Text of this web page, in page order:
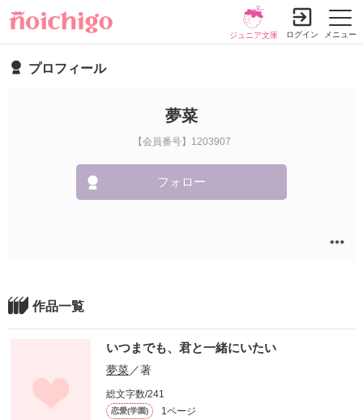
メニュー
ジュニア文庫 ログイン
プロフィール
夢菜
【会員番号】1203907
フォロー
作品一覧
いつまでも、君と一緒にいたい
夢菜／著
総文字数/241
恋愛(学園) 1ページ